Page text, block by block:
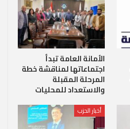
الأمانة العامة تبدأ
اجتماعاتها لمناقشة خطة
المرحلة المقبلة
والاستعداد للمحليات
أخبار الحزب